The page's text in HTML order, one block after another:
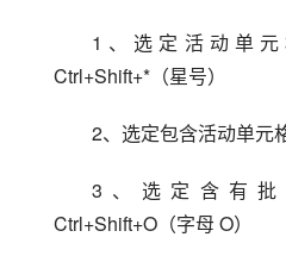
1、选定活动单
Ctrl+Shift+*（星号）
2、选定包含活动单元
3、选定含有
Ctrl+Shift+O（字母 O）